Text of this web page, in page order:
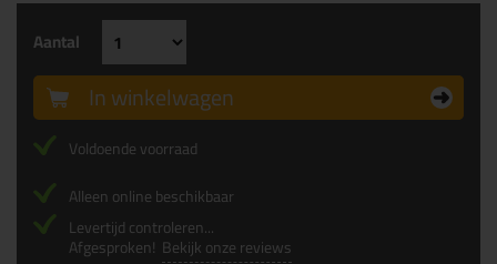
Aantal
In winkelwagen
Voldoende voorraad
Alleen online beschikbaar
Levertijd controleren...
Afgesproken! Bekijk onze reviews